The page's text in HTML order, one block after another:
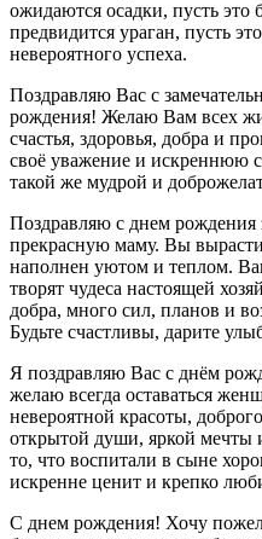
ожидаются осадки, пусть это
предвидится ураган, пусть
невероятного успеха.
Поздравляю Вас с
рождения! Желаю Вам всех
счастья, здоровья, добра и
своё уважение и искреннюю
такой же мудрой и
Поздравляю с днем
прекрасную маму. Вы
наполнен уютом и теплом.
творят чудеса настоящей
добра, много сил, планов и
Будьте счастливы, дарите
Я поздравляю Вас с днём
желаю всегда оставаться
невероятной красоты,
открытой души, яркой мечты
то, что воспитали в сыне
искренне ценит и крепко
С днем рождения! Хочу